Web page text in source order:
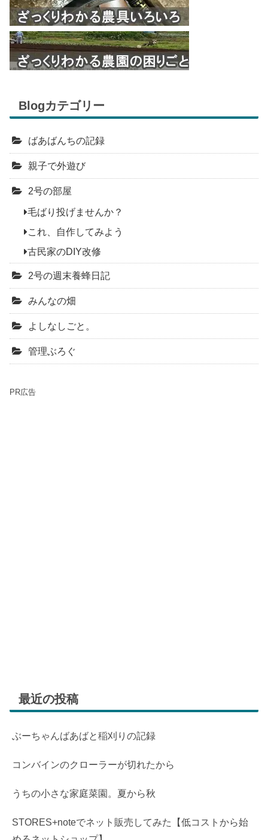
Blogカテゴリー
ばあばんちの記録
親子で外遊び
2号の部屋
毛ばり投げませんか？
これ、自作してみよう
古民家のDIY改修
2号の週末養蜂日記
みんなの畑
よしなしごと。
管理ぶろぐ
PR広告
最近の投稿
ぶーちゃんばあばと稲刈りの記録
コンバインのクローラーが切れたから
うちの小さな家庭菜園。夏から秋
STORES+noteでネット販売してみた【低コストから始